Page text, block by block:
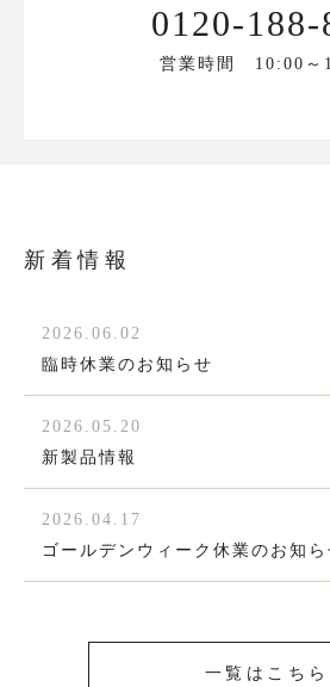
0120-188-
営業時間 10:00～
新着情報
2026.06.02
臨時休業のお知らせ
2026.05.20
新製品情報
2026.04.17
ゴールデンウィーク休業のお知ら
一覧はこちら